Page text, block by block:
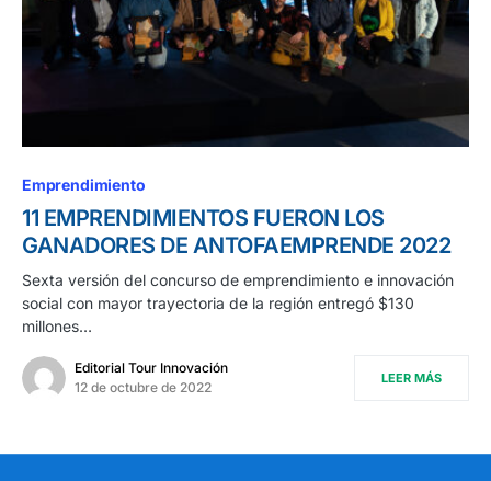
Emprendimiento
11 EMPRENDIMIENTOS FUERON LOS
GANADORES DE ANTOFAEMPRENDE 2022
Sexta versión del concurso de emprendimiento e innovación
social con mayor trayectoria de la región entregó $130
millones…
Editorial Tour Innovación
12 de octubre de 2022
LEER MÁS